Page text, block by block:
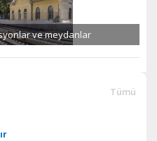
ve meydanlar
Tümü